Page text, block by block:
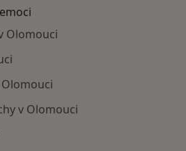
Olomouci
v Olomouci